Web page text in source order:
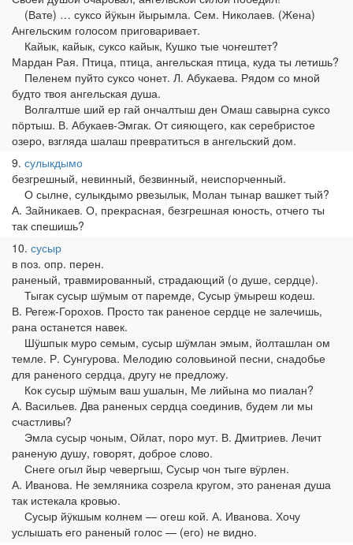
(Вате) … суксо йӱкын йырымла. Сем. Николаев. (Жена)
Ангельским голосом приговаривает.
Кайык, кайык, суксо кайык, Кушко тые чоҥештет?
Мардан Рая. Птица, птица, ангельская птица, куда ты летишь?
Пеленем пуйто суксо чонет. Л. Абукаева. Рядом со мной
будто твоя ангельская душа.
Волгалтше ший ер гай ончалтыш ден Омаш савырна суксо
пӧртыш. В. Абукаев-Эмгак. От сияющего, как серебристое
озеро, взгляда шалаш превратиться в ангельский дом.
9 сулыкдымо
безгрешный, невинный, безвинный, неиспорченный.
О сылне, сулыкдымо рвезылык, Молан тынар вашкет тый?
А. Зайникаев. О, прекрасная, безгрешная юность, отчего ты
так спешишь?
10 сусыр
в поз. опр. перен.
раненый, травмированный, страдающий (о душе, сердце).
Тыгак сусыр шӱмым от паремде, Сусыр ӱмыреш кодеш.
В. Регеж-Горохов. Просто так раненое сердце не залечишь,
рана останется навек.
Шӱшпык муро семым, сусыр шӱмлан эмым, йолташлан ом
темле. Р. Сунгурова. Мелодию соловьиной песни, снадобье
для раненого сердца, другу не предложу.
Кок сусыр шӱмым ваш ушалын, Ме лийына мо пиалан?
А. Васильев. Два раненых сердца соединив, будем ли мы
счастливы?
Эмла сусыр чоным, Ойлат, поро мут. В. Дмитриев. Лечит
раненую душу, говорят, доброе слово.
Снеге огыл йыр чевергыш, Сусыр чон тыге вӱрлен.
А. Иванова. Не земляника созрела кругом, это раненая душа
так истекала кровью.
Сусыр йӱкшым колнем — огеш кой. А. Иванова. Хочу
услышать его раненый голос — (его) не видно.